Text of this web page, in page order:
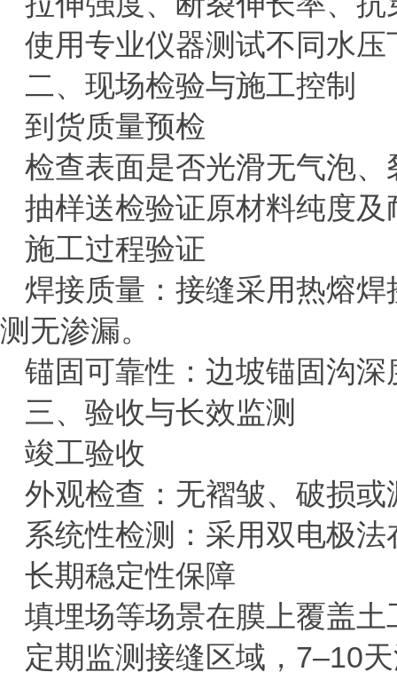
使用专业仪器测试不同水
二、现场检验与施工控制
‌到货质量预检‌
检查表面是否光滑无气泡
抽样送检验证原材料纯度及
‌施工过程验证‌
焊接质量：接缝采用热熔焊
测无渗漏。
锚固可靠性：边坡锚固沟深
三、验收与长效监测
‌竣工验收‌
外观检查：无褶皱、破损或
系统性检测：采用双电极
‌长期稳定性保障‌
填埋场等场景在膜上覆盖
定期监测接缝区域， 7–10